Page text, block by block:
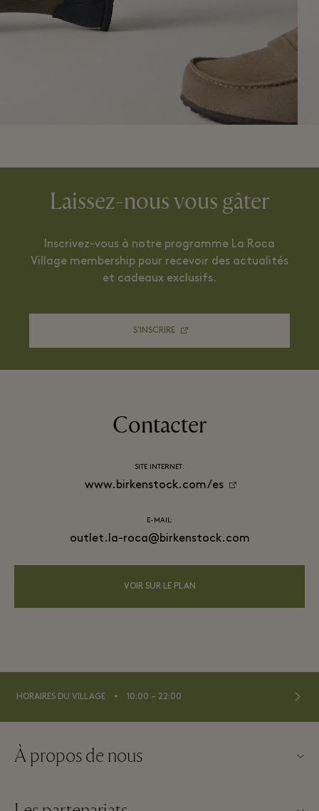
Laissez-nous vous gâter
Inscrivez-vous à notre programme La Roca
Village membership pour recevoir des actualités
et cadeaux exclusifs.
S’INSCRIRE
Contacter
SITE INTERNET:
www.birkenstock.com/es
E-MAIL:
outlet.la-roca@birkenstock.com
VOIR SUR LE PLAN
HORAIRES DU VILLAGE ⬩ 10:00 – 22:00
À propos de nous